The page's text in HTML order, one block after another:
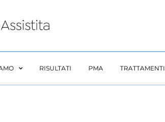
RISULTATI PMA TRATTAMENTI